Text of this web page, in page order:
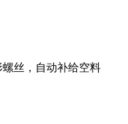
丝，自动补给空料